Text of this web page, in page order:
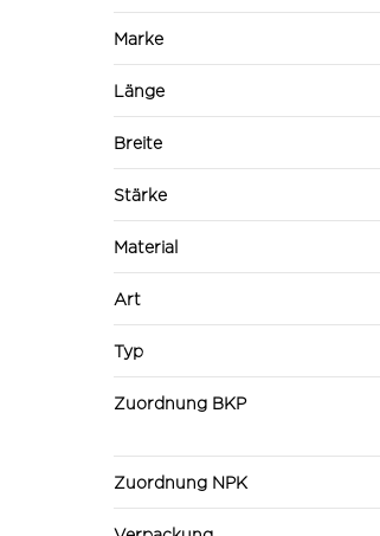
Marke
Länge
Breite
Stärke
Material
Art
Typ
Zuordnung BKP
Zuordnung NPK